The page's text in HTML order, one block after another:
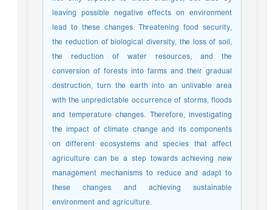
leaving possible negative effects on environment
lead to these changes. Threatening food security,
the reduction of biological diversity, the loss of soil,
the reduction of water resources, and the
conversion of forests into farms and their gradual
destruction, turn the earth into an unlivable area
with the unpredictable occurrence of storms, floods
and temperature changes. Therefore, investigating
the impact of climate change and its components
on different ecosystems and species that affect
agriculture can be a step towards achieving new
management mechanisms to reduce and adapt to
these changes and achieving sustainable
environment and agriculture.